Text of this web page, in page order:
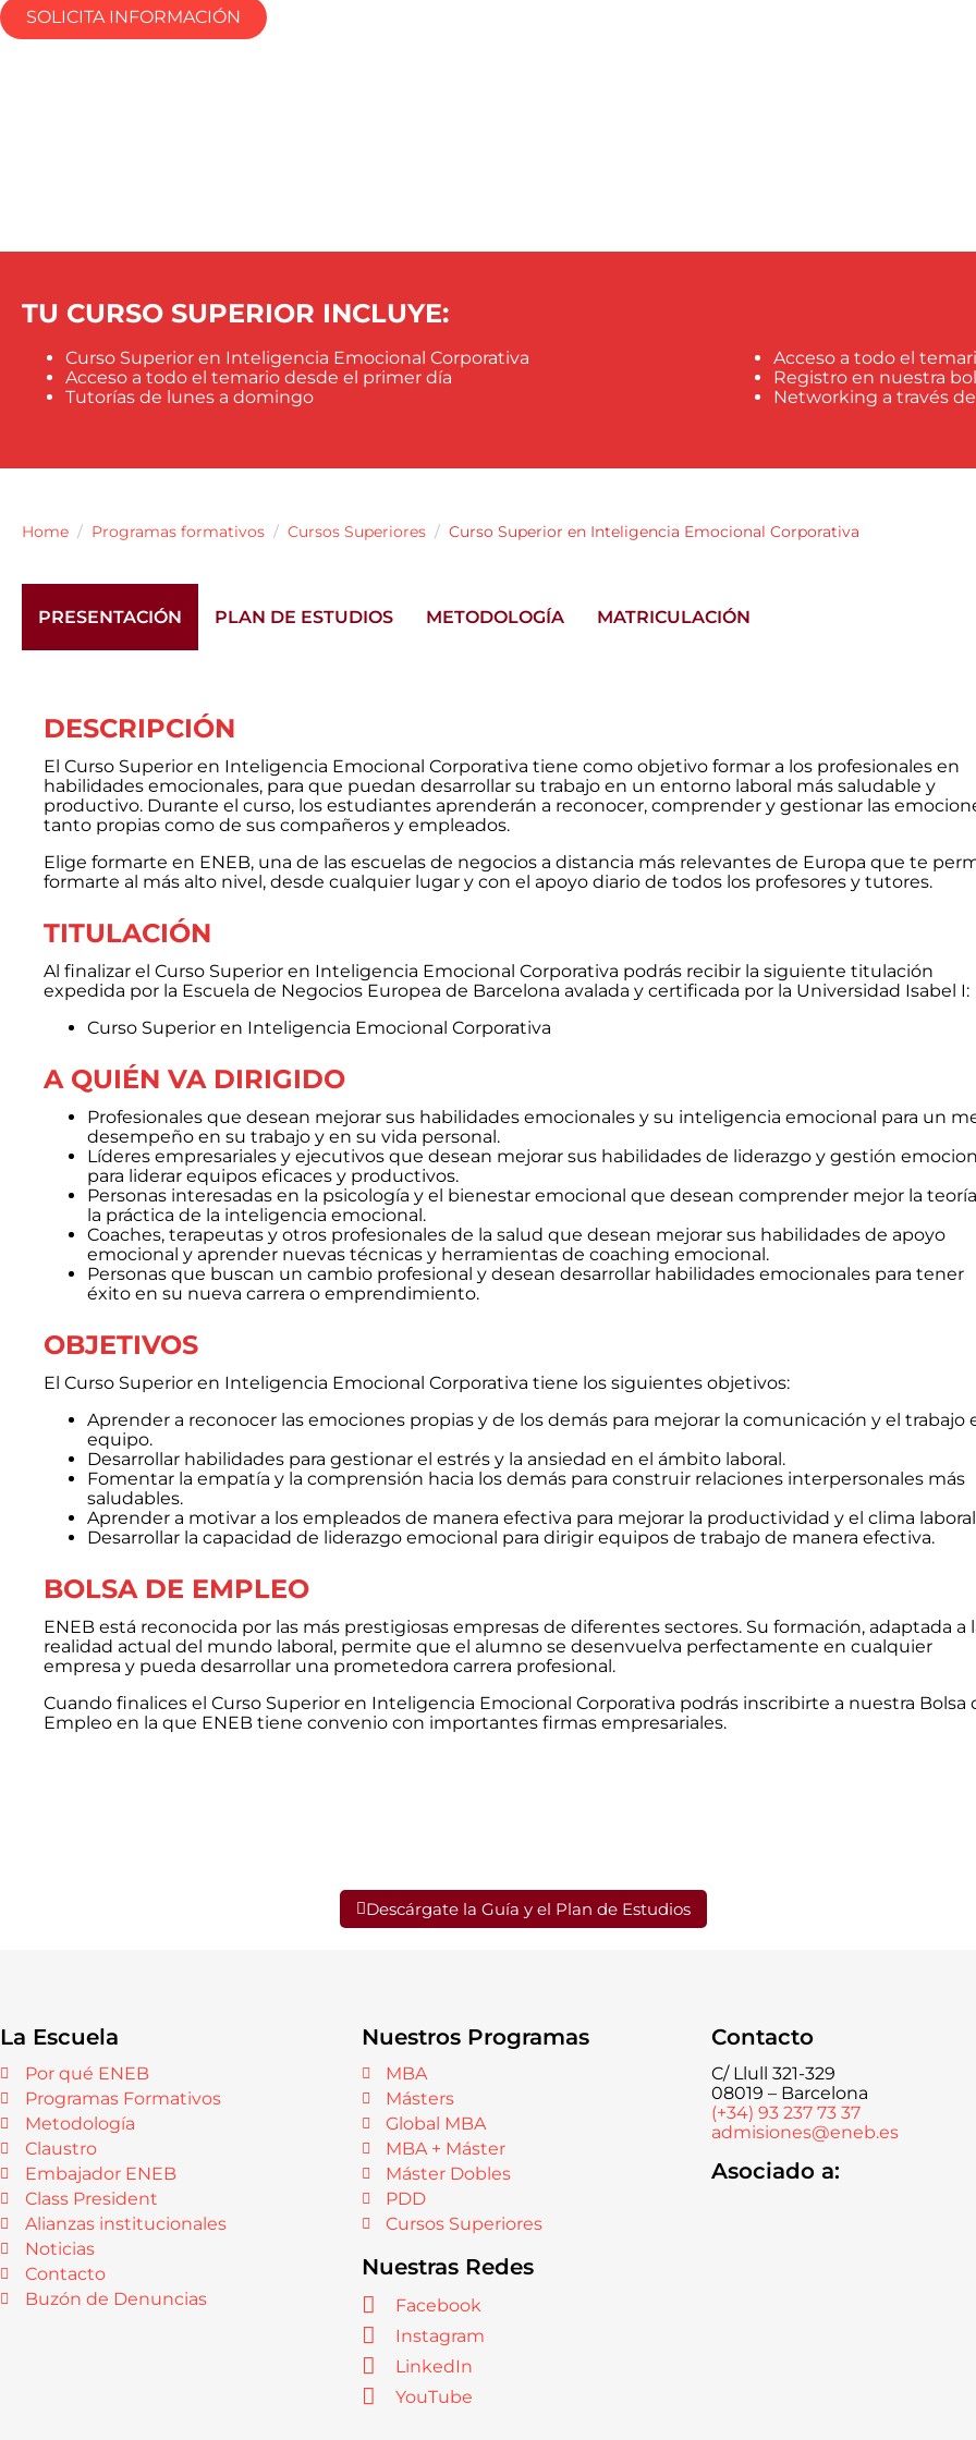
SOLICITA INFORMACIÓN
TU CURSO SUPERIOR INCLUYE:
Curso Superior en Inteligencia Emocional Corporativa
Acceso a todo el temario desde el primer día
Tutorías de lunes a domingo
Acceso a todo el
Registro en nuestra
Networking a través
Home Programas formativos Cursos Superiores Curso Superior en Inteligencia Emocional Corporativa
PRESENTACIÓN PLAN DE ESTUDIOS METODOLOGÍA MATRICULACIÓN
DESCRIPCIÓN
El Curso Superior en Inteligencia Emocional Corporativa tiene como objetivo formar a los profesionales en
habilidades emocionales, para que puedan desarrollar su trabajo en un entorno laboral más saludable y
productivo. Durante el curso, los estudiantes aprenderán a reconocer, comprender y gestionar las
tanto propias como de sus compañeros y empleados.
Elige formarte en ENEB, una de las escuelas de negocios a distancia más relevantes de Europa que te
formarte al más alto nivel, desde cualquier lugar y con el apoyo diario de todos los profesores y tutores.
TITULACIÓN
Al finalizar el Curso Superior en Inteligencia Emocional Corporativa podrás recibir la siguiente titulación
expedida por la Escuela de Negocios Europea de Barcelona avalada y certificada por la Universidad Isabel I:
Curso Superior en Inteligencia Emocional Corporativa
A QUIÉN VA DIRIGIDO
Profesionales que desean mejorar sus habilidades emocionales y su inteligencia emocional para un
desempeño en su trabajo y en su vida personal.
Líderes empresariales y ejecutivos que desean mejorar sus habilidades de liderazgo y gestión
para liderar equipos eficaces y productivos.
Personas interesadas en la psicología y el bienestar emocional que desean comprender mejor la
la práctica de la inteligencia emocional.
Coaches, terapeutas y otros profesionales de la salud que desean mejorar sus habilidades de apoyo
emocional y aprender nuevas técnicas y herramientas de coaching emocional.
Personas que buscan un cambio profesional y desean desarrollar habilidades emocionales para tener
éxito en su nueva carrera o emprendimiento.
OBJETIVOS
El Curso Superior en Inteligencia Emocional Corporativa tiene los siguientes objetivos:
Aprender a reconocer las emociones propias y de los demás para mejorar la comunicación y el trabajo
equipo.
Desarrollar habilidades para gestionar el estrés y la ansiedad en el ámbito laboral.
Fomentar la empatía y la comprensión hacia los demás para construir relaciones interpersonales más
saludables.
Aprender a motivar a los empleados de manera efectiva para mejorar la productividad y el clima
Desarrollar la capacidad de liderazgo emocional para dirigir equipos de trabajo de manera efectiva.
BOLSA DE EMPLEO
ENEB está reconocida por las más prestigiosas empresas de diferentes sectores. Su formación, adaptada a
realidad actual del mundo laboral, permite que el alumno se desenvuelva perfectamente en cualquier
empresa y pueda desarrollar una prometedora carrera profesional.
Cuando finalices el Curso Superior en Inteligencia Emocional Corporativa podrás inscribirte a nuestra Bolsa
Empleo en la que ENEB tiene convenio con importantes firmas empresariales.
Descárgate la Guía y el Plan de Estudios
La Escuela
Por qué ENEB
Programas Formativos
Metodología
Claustro
Embajador ENEB
Class President
Alianzas institucionales
Noticias
Contacto
Buzón de Denuncias
Nuestros Programas
MBA
Másters
Global MBA
MBA + Máster
Máster Dobles
PDD
Cursos Superiores
Nuestras Redes
Facebook
Instagram
LinkedIn
YouTube
Contacto
C/ Llull 321-329
08019 – Barcelona
(+34) 93 237 73 37
admisiones@eneb.es
Asociado a: